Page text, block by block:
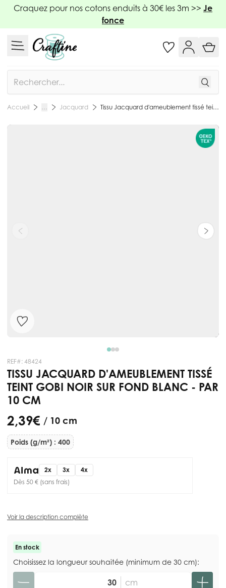
Allez au contenu
Craquez pour nos cotons enduits à 30€ les 3m >> Je
fonce
Accueil … Jacquard Tissu Jacquard d'ameublement tissé teint Gobi noir sur fond Blanc - Par 10 cm
REF#: 48424
TISSU JACQUARD D'AMEUBLEMENT TISSÉ
TEINT GOBI NOIR SUR FOND BLANC - PAR
10 CM
2,39 € / 10 cm
Poids (g/m²) : 400
2x 3x
4x
Dès 50 € (sans frais)
Voir la description complète
En stock
Choisissez la longueur souhaitée (minimum de 30 cm):
cm